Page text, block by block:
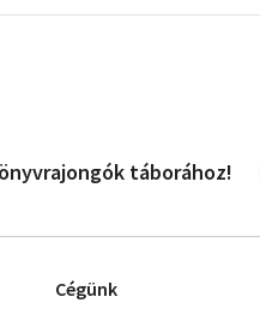
táborához!
Cégünk